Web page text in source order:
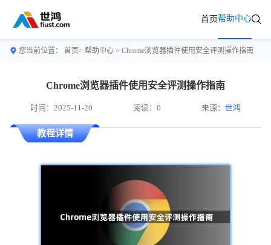
首页帮助中心
您当前位置： 首页> 帮助中心 > Chrome浏览器插件使用安全评测操作指南
Chrome浏览器插件使用安全评测操作指南
时间：2025-11-20 阅读：0 来源：世鸿
教程详情